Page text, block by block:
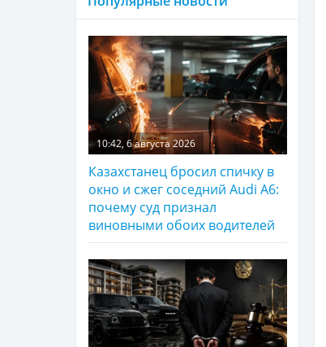
10:42, 6 августа 2026
Казахстанец бросил спичку в
окно и сжег соседний Audi A6:
почему суд признал
виновными обоих водителей